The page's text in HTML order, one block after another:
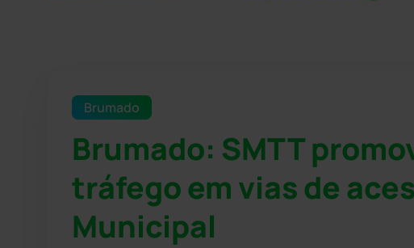
Brumado
Brumado: SMTT
tráfego em vias de
Municipal